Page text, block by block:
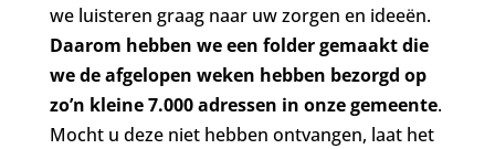
we luisteren graag naar uw zorgen en ideeën.
Daarom hebben we een folder gemaakt die
we de afgelopen weken hebben bezorgd op
zo’n kleine 7.000 adressen in onze gemeente.
Mocht u deze niet hebben ontvangen, laat het